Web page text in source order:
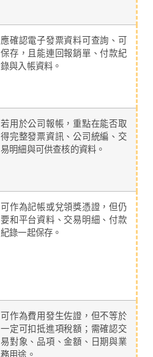
應確認電子發票資料可查詢、可
保存，且能連回報銷單、付款紀
錄與入帳資料。
若用於公司報帳，重點在能否取
得完整發票資訊、公司統編、交
易明細與可供查核的資料。
可作為記帳或兌領獎憑證，但仍
要和平台資料、交易明細、付款
紀錄一起保存。
可作為費用發生佐證，但不等於
一定可扣抵進項稅額；需確認交
易對象、品項、金額、日期與業
務用途。